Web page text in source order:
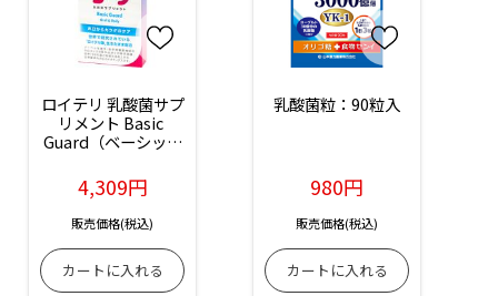
ロイテリ 乳酸菌サプ
リメント Basic
Guard（ベーシック
4,309円
販売価格(税込)
乳酸菌粒：90粒入
980円
販売価格(税込)